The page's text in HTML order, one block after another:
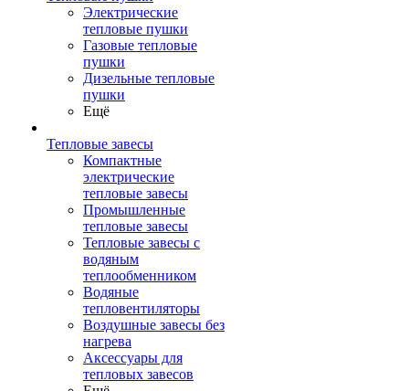
Электрические
тепловые пушки
Газовые тепловые
пушки
Дизельные тепловые
пушки
Ещё
Тепловые завесы
Компактные
электрические
тепловые завесы
Промышленные
тепловые завесы
Тепловые завесы с
водяным
теплообменником
Водяные
тепловентиляторы
Воздушные завесы без
нагрева
Аксессуары для
тепловых завесов